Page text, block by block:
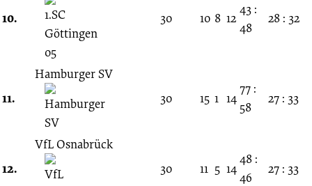
10. 30 10 8 12
43 :
48
28 : 32
11.
Hamburger SV
30
15 1 14
77 :
58
27 : 33
12.
VfL Osnabrück
30
11 5 14
48 :
46
27 : 33